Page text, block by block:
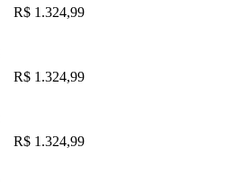
R$ 1.324,99
R$ 1.324,99
R$ 1.324,99